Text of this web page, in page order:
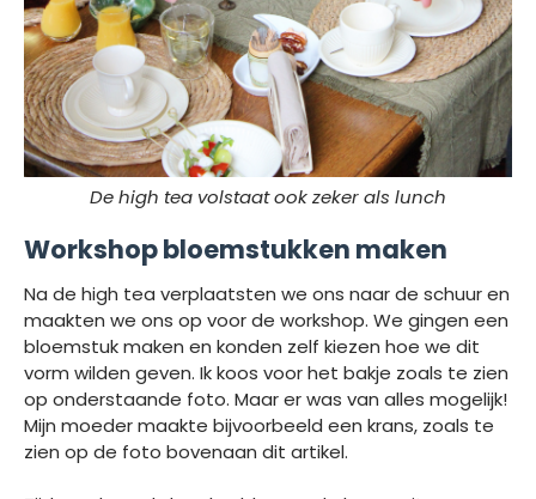
De high tea volstaat ook zeker als lunch
Workshop bloemstukken maken
Na de high tea verplaatsten we ons naar de schuur en
maakten we ons op voor de workshop. We gingen een
bloemstuk maken en konden zelf kiezen hoe we dit
vorm wilden geven. Ik koos voor het bakje zoals te zien
op onderstaande foto. Maar er was van alles mogelijk!
Mijn moeder maakte bijvoorbeeld een krans, zoals te
zien op de foto bovenaan dit artikel.